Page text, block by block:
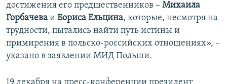
достижения его предшественников – Михаила
Горбачева и Бориса Ельцина, которые, несмотря на
трудности, пытались найти путь истины и
примирения в польско-российских отношениях», –
указано в заявлении МИД Польши.